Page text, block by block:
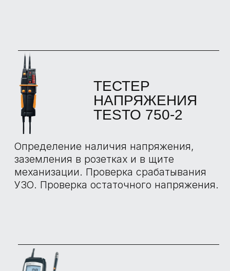
Используется для определения скорости
воздушных потоков и их температуры в
воздуховодах, а также автоматический
расчет расхода воздуха
АНЕМОМЕТР TESTO
405